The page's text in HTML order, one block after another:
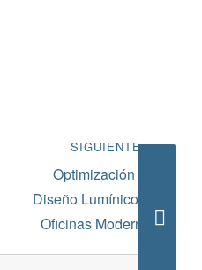
SIGUIENTE →
Siguiente
entrada:
Optimización del
Diseño Lumínico en
Oficinas Modernas